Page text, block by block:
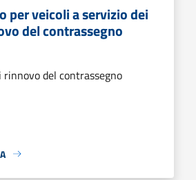
per veicoli a servizio dei
del contrassegno
rinnovo del contrassegno